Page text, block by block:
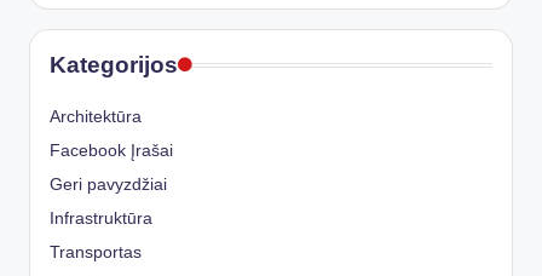
Kategorijos
Architektūra
Facebook Įrašai
Geri pavyzdžiai
Infrastruktūra
Transportas